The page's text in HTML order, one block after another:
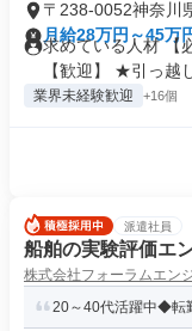
〒238-0052神奈川
月給28万円～45万
求めている人材 【
【歓迎】 ★引っ越
業界未経験歓迎 +16個
派遣社員
船舶の実験評価エ
株式会社フォーラムエン
20～40代活躍中◆転